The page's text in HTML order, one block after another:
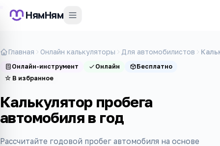
НямНям
Главная Онлайн калькуляторы Для автомобилистов
Онлайн-инструмент Онлайн
Бесплатно
☆ В избранное
Калькулятор пробега
автомобиля в год
Рассчитайте годовой пробег автомобиля на основе